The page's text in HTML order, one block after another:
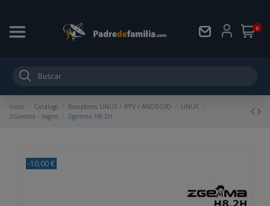
0
Inicio Catálogo Receptores LINUX / IPTV / ANDROID
LINUX
ZGemma - Sogno
Zgemma H8.2H
-10,00 €